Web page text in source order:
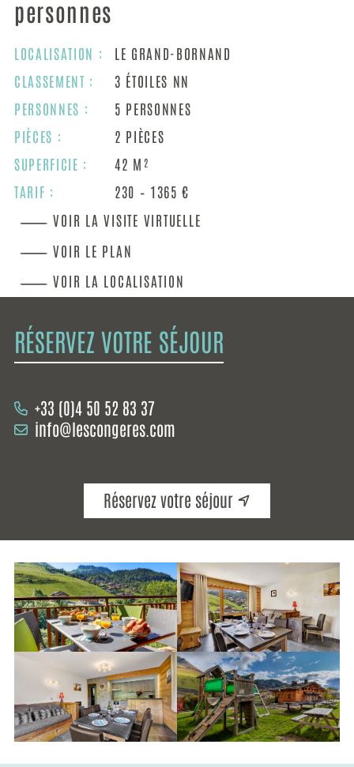
personnes
LOCALISATION :
LE GRAND-BORNAND
CLASSEMENT :
3 ÉTOILES NN
PERSONNES :
5 PERSONNES
PIÈCES :
2 PIÈCES
SUPERFICIE :
42 M²
TARIF :
230 – 1365 €
VOIR LA VISITE VIRTUELLE
VOIR LE PLAN
VOIR LA LOCALISATION
RÉSERVEZ VOTRE SÉJOUR
+33 (0)4 50 52 83 37
info@lescongeres.com
Réservez votre séjour